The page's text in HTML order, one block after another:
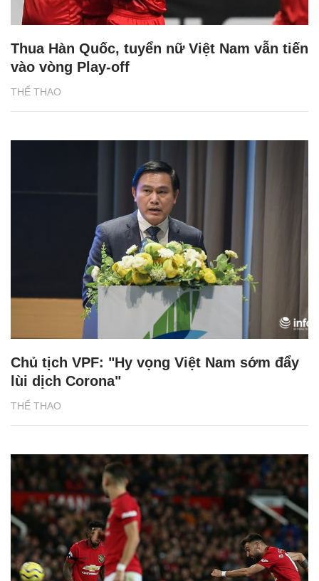
THỂ THAO
Thua Hàn Quốc, tuyển nữ Việt Nam vẫn tiến
vào vòng Play-off
THỂ THAO
Chủ tịch VPF: "Hy vọng Việt Nam sớm đẩy
lùi dịch Corona"